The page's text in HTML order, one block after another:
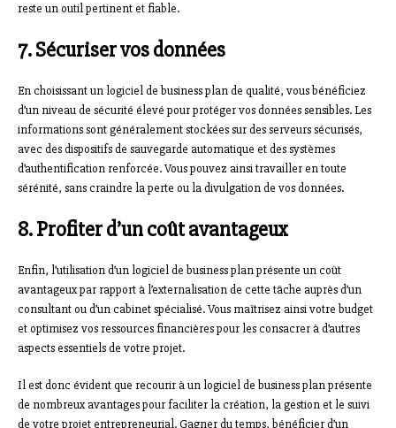
reste un outil pertinent et fiable.
7. Sécuriser vos données
En choisissant un logiciel de business plan de qualité, vous bénéficiez
d’un niveau de sécurité élevé pour protéger vos données sensibles. Les
informations sont généralement stockées sur des serveurs sécurisés,
avec des dispositifs de sauvegarde automatique et des systèmes
d’authentification renforcée. Vous pouvez ainsi travailler en toute
sérénité, sans craindre la perte ou la divulgation de vos données.
8. Profiter d’un coût avantageux
Enfin, l’utilisation d’un logiciel de business plan présente un coût
avantageux par rapport à l’externalisation de cette tâche auprès d’un
consultant ou d’un cabinet spécialisé. Vous maîtrisez ainsi votre budget
et optimisez vos ressources financières pour les consacrer à d’autres
aspects essentiels de votre projet.
Il est donc évident que recourir à un logiciel de business plan présente
de nombreux avantages pour faciliter la création, la gestion et le suivi
de votre projet entrepreneurial. Gagner du temps, bénéficier d’un